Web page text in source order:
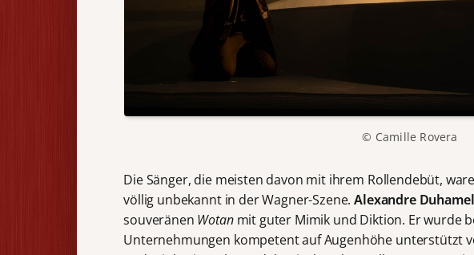
© Camille Rovera
Die Sänger, die meisten davon mit ihrem Rollendebüt,
völlig unbekannt in der Wagner-Szene.Alexandre Duhamel
souveränen Wotanmit guter Mimik und Diktion. Er wurde
Unternehmungen kompetent auf Augenhöhe unterstützt